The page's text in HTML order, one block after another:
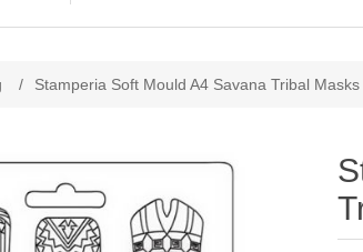
/ Stamperia Soft Mould A4 Savana Tribal Masks